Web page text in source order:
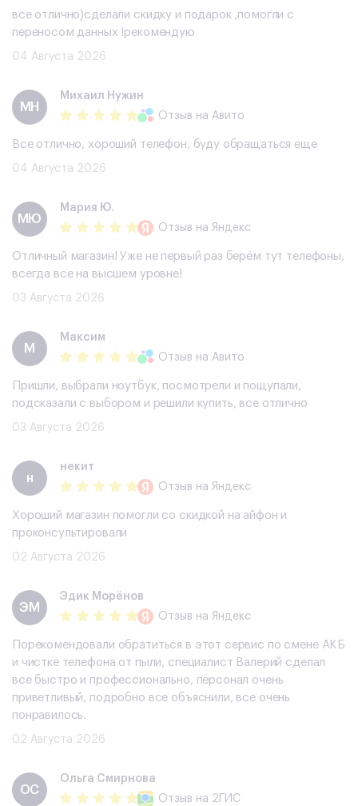
все отлично)сделали скидку и подарок ,помогли с
переносом данных !рекомендую
04 Августа 2026
МН
Михаил Нужин
Отзыв на Авито
Все отлично, хороший телефон, буду обращаться еще
04 Августа 2026
МЮ
Мария Ю.
Отзыв на Яндекс
Отличный магазин! Уже не первый раз берём тут телефоны,
всегда все на высшем уровне!
03 Августа 2026
М
Максим
Отзыв на Авито
Пришли, выбрали ноутбук, посмотрели и пощупали,
подсказали с выбором и решили купить, все отлично
03 Августа 2026
н
некит
Отзыв на Яндекс
Хороший магазин помогли со скидкой на айфон и
проконсультировали
02 Августа 2026
ЭМ
Эдик Морёнов
Отзыв на Яндекс
Порекомендовали обратиться в этот сервис по смене АКБ
и чистке телефона от пыли, специалист Валерий сделал
все быстро и профессионально, персонал очень
приветливый, подробно все объяснили, все очень
понравилось.
02 Августа 2026
ОС
Ольга Смирнова
Отзыв на 2ГИС